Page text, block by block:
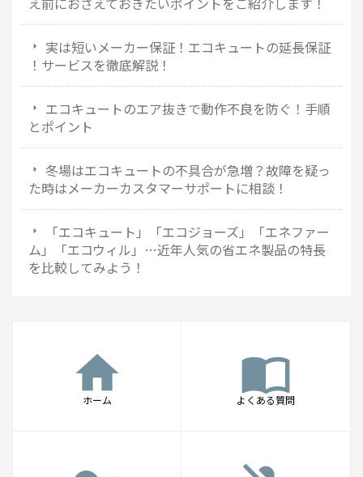
実は短いメーカー保証！エコキュートの延長保証
！サービスを徹底解説！
エコキュートのエア抜きで動作不良を防ぐ！手順
とポイント
冬場はエコキュートの不具合が急増？故障を疑っ
た時はメーカーカスタマーサポートに相談！
「エコキュート」「エコジョーズ」「エネファー
ム」「エコウィル」…近年人気の省エネ製品の特長
を比較してみよう！
home
ホーム
import_contacts
よくある質問